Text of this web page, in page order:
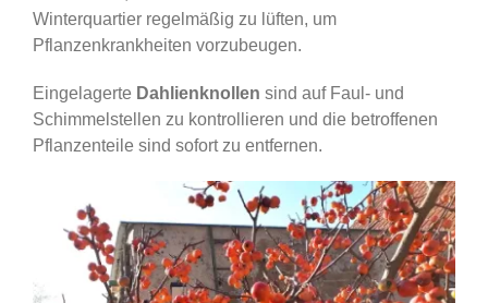
Winterquartier regelmäßig zu lüften, um
Pflanzenkrankheiten vorzubeugen.
Eingelagerte Dahlienknollen sind auf Faul- und
Schimmelstellen zu kontrollieren und die betroffenen
Pflanzenteile sind sofort zu entfernen.